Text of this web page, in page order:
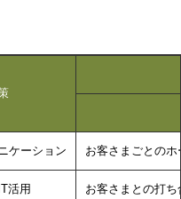
例、注目の最新情報など、
ウンジです。
理想の住まいを叶えるリフ
インし、持続可能な未来志
知らせなど配信していま
ケーション お客さまごとの
活用 お客さまとの打